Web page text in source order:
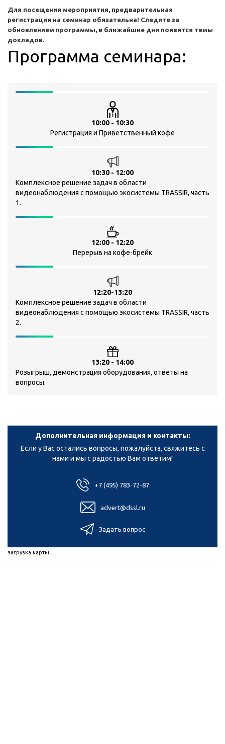
Для посещения мероприятия, предварительная
регистрация на семинар обязательна! Следите за
обновлением программы, в ближайшие дни появятся темы
докладов.
Программа семинара:
10:00 - 10:30
Регистрация и Приветственный кофе
10:30 - 12:00
Комплексное решение задач в области
видеонаблюдения с помощью экосистемы TRASSIR, часть
1.
12:00 - 12:20
Перерыв на кофе-брейк
12:20-13:20
Комплексное решение задач в области
видеонаблюдения с помощью экосистемы TRASSIR, часть
2.
13:20 - 14:00
Розыгрыш, демонстрация оборудования, ответы на
вопросы.
Дополнительная информация и контакты:
Если у Вас остались вопросы, пожалуйста, свяжитесь с
нами и мы с радостью Вам ответим!
+7 (495) 783-72-87
advert@dssl.ru
Задать вопрос
загрузка карты...